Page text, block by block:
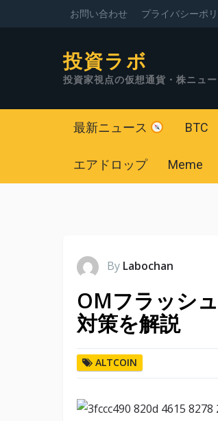
お問い合わせ プライバシーポ
投資ラボ
投資家視点の仮想通貨・株ニュ
最新ニュース BTC
エアドロップ Meme
By Labochan
OMフラッシ
対策を解説
ALTCOIN